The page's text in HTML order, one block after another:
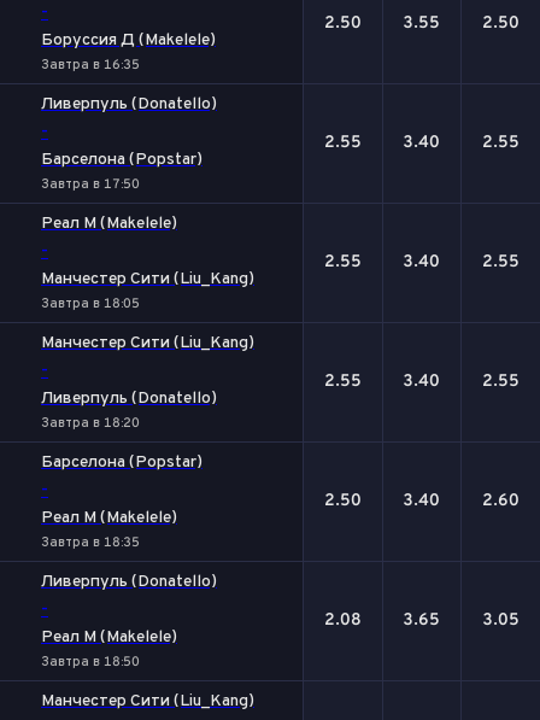
-
Боруссия Д (Makelele)
Завтра в 16:35
2.50 3.55 2.50
Ливерпуль (Donatello)
-
Барселона (Popstar)
Завтра в 17:50
2.55 3.40 2.55
Реал М (Makelele)
-
Манчестер Сити (Liu_Kang)
Завтра в 18:05
2.55 3.40 2.55
Манчестер Сити (Liu_Kang)
-
Ливерпуль (Donatello)
Завтра в 18:20
2.55 3.40 2.55
Барселона (Popstar)
-
Реал М (Makelele)
Завтра в 18:35
2.50 3.40 2.60
Ливерпуль (Donatello)
-
Реал М (Makelele)
Завтра в 18:50
2.08 3.65 3.05
Манчестер Сити (Liu_Kang)